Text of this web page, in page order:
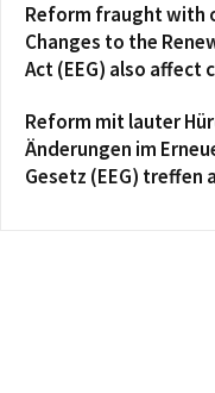
Reform fraught with
Changes to the
Act (EEG) also affect
Reform mit lauter
Änderungen im
Gesetz (EEG) treffen